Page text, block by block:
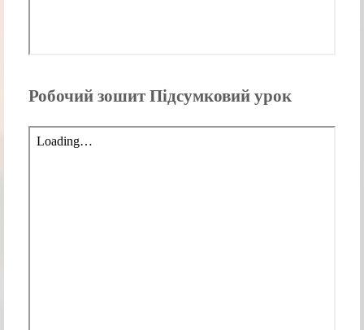
Робочий зошит Підсумковий урок